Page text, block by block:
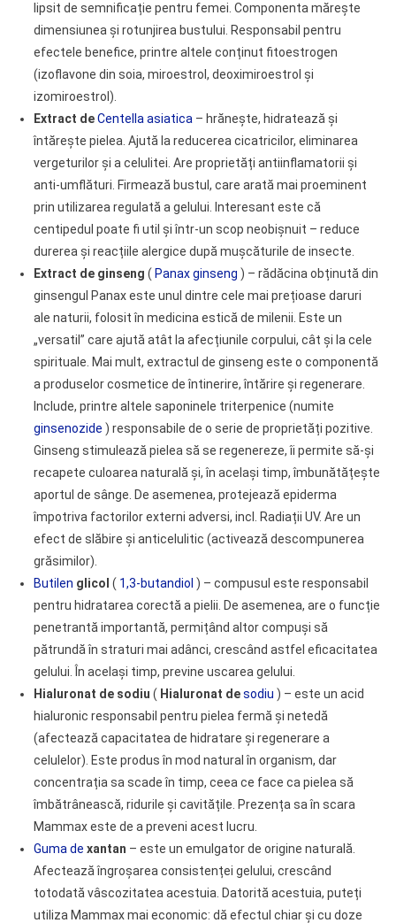
lipsit de semnificație pentru femei. Componenta mărește
dimensiunea și rotunjirea bustului. Responsabil pentru
efectele benefice, printre altele conținut fitoestrogen
(izoflavone din soia, miroestrol, deoximiroestrol și
izomiroestrol).
Extract deCentella asiatica – hrănește, hidratează și
întărește pielea. Ajută la reducerea cicatricilor, eliminarea
vergeturilor și a celulitei. Are proprietăți antiinflamatorii și
anti-umflături. Firmează bustul, care arată mai proeminent
prin utilizarea regulată a gelului. Interesant este că
centipedul poate fi util și într-un scop neobișnuit – reduce
durerea și reacțiile alergice după mușcăturile de insecte.
Extract de ginseng ( Panax ginseng ) – rădăcina obținută din
ginsengul Panax este unul dintre cele mai prețioase daruri
ale naturii, folosit în medicina estică de milenii. Este un
„versatil” care ajută atât la afecțiunile corpului, cât și la cele
spirituale. Mai mult, extractul de ginseng este o componentă
a produselor cosmetice de întinerire, întărire și regenerare.
Include, printre altele saponinele triterpenice (numite
ginsenozide ) responsabile de o serie de proprietăți pozitive.
Ginseng stimulează pielea să se regenereze, îi permite să-și
recapete culoarea naturală și, în același timp, îmbunătățește
aportul de sânge. De asemenea, protejează epiderma
împotriva factorilor externi adversi, incl. Radiații UV. Are un
efect de slăbire și anticelulitic (activează descompunerea
grăsimilor).
Butilen glicol ( 1,3-butandiol ) – compusul este responsabil
pentru hidratarea corectă a pielii. De asemenea, are o funcție
penetrantă importantă, permițând altor compuși să
pătrundă în straturi mai adânci, crescând astfel eficacitatea
gelului. În același timp, previne uscarea gelului.
Hialuronat de sodiu ( Hialuronat desodiu ) – este un acid
hialuronic responsabil pentru pielea fermă și netedă
(afectează capacitatea de hidratare și regenerare a
celulelor). Este produs în mod natural în organism, dar
concentrația sa scade în timp, ceea ce face ca pielea să
îmbătrânească, ridurile și cavitățile. Prezența sa în scara
Mammax este de a preveni acest lucru.
Guma de xantan – este un emulgator de origine naturală.
Afectează îngroșarea consistenței gelului, crescând
totodată vâscozitatea acestuia. Datorită acestuia, puteți
utiliza Mammax mai economic: dă efectul chiar și cu doze